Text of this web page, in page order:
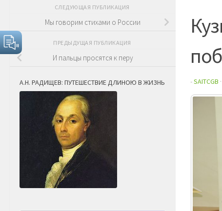
-SAITCGB
СЛЕДУЮЩАЯ ПУБЛИКАЦИЯ
Мы говорим стихами о России
ПРЕДЫДУЩАЯ ПУБЛИКАЦИЯ
И пальцы просятся к перу
А.Н. РАДИЩЕВ: ПУТЕШЕСТВИЕ ДЛИНОЮ В ЖИЗНЬ